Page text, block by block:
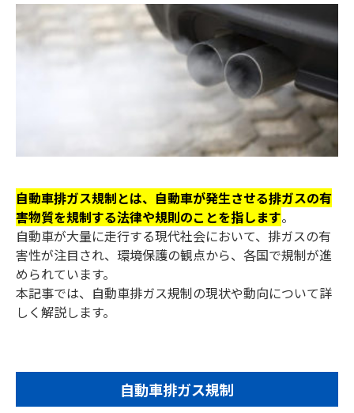
自動車排ガス規制とは、自動車が発生させる排ガスの有
害物質を規制する法律や規則のことを指します。
自動車が大量に走行する現代社会において、排ガスの有
害性が注目され、環境保護の観点から、各国で規制が進
められています。
本記事では、自動車排ガス規制の現状や動向について詳
しく解説します。
自動車排ガス規制